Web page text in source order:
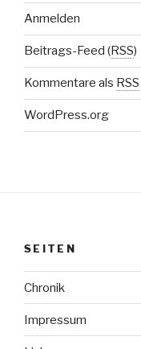
Anmelden
Beitrags-Feed (RSS)
Kommentare als RSS
WordPress.org
SEITEN
Chronik
Impressum